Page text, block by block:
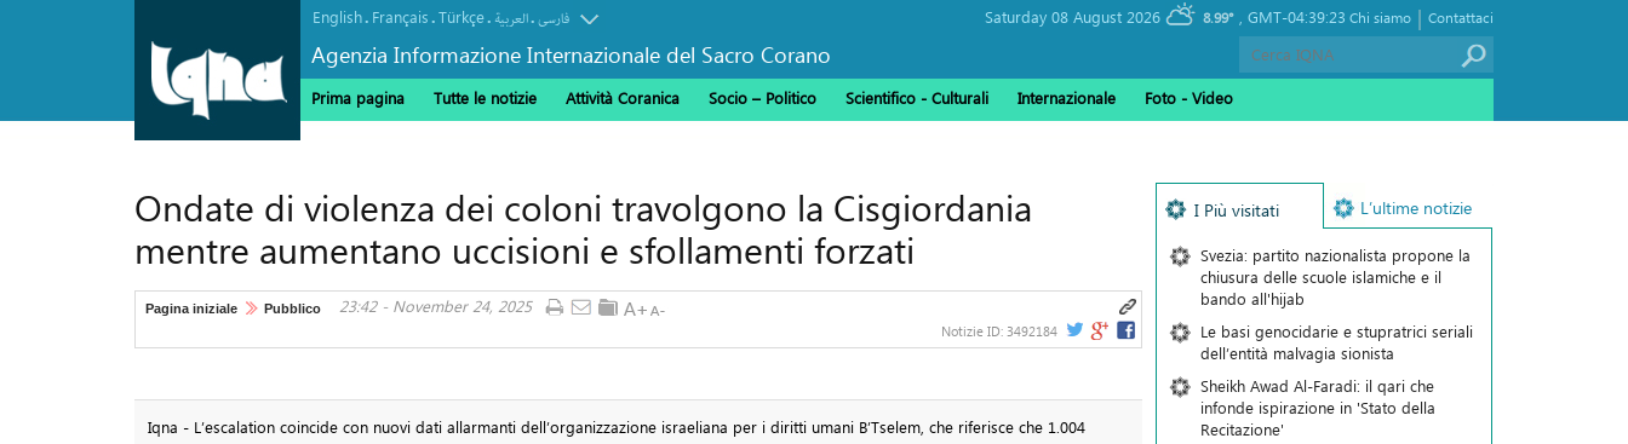
Agenzia Informazione Internazionale del Sacro Corano
English. Français.Türkçe. العربیة.فارسی GMT-04:39:23
8.99° Contattaci
|
Chi siamo
Prima pagina Tutte le notizie Attività Coranica Socio – Politico Scientifico - Culturali Internazionale Foto - Video
Ondate di violenza dei coloni travolgono la Cisgiordania
mentre aumentano uccisioni e sfollamenti forzati
Pagina iniziale Pubblico 23:42 - November 24, 2025
Notizie ID: 3492184
Iqna - L’escalation coincide con nuovi dati allarmanti dell’organizzazione israeliana per i diritti umani B’Tselem, che riferisce che 1.004
I Più visitati L’ultime notizie
Svezia: partito nazionalista propone la
chiusura delle scuole islamiche e il
bando all'hijab
Le basi genocidarie e stupratrici seriali
dell’entità malvagia sionista
Sheikh Awad Al-Faradi: il qari che
infonde ispirazione in 'Stato della
Recitazione'